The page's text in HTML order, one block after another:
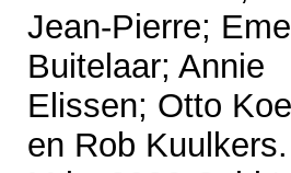
Jean-Pierre;
Buitelaar; Annie
Elissen; Otto
en Rob Kuulkers.